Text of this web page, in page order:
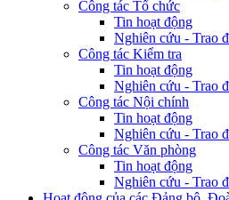
Công tác Tổ chức
Tin hoạt động
Nghiên cứu - Trao
Công tác Kiểm tra
Tin hoạt động
Nghiên cứu - Trao
Công tác Nội chính
Tin hoạt động
Nghiên cứu - Trao
Công tác Văn phòng
Tin hoạt động
Nghiên cứu - Trao